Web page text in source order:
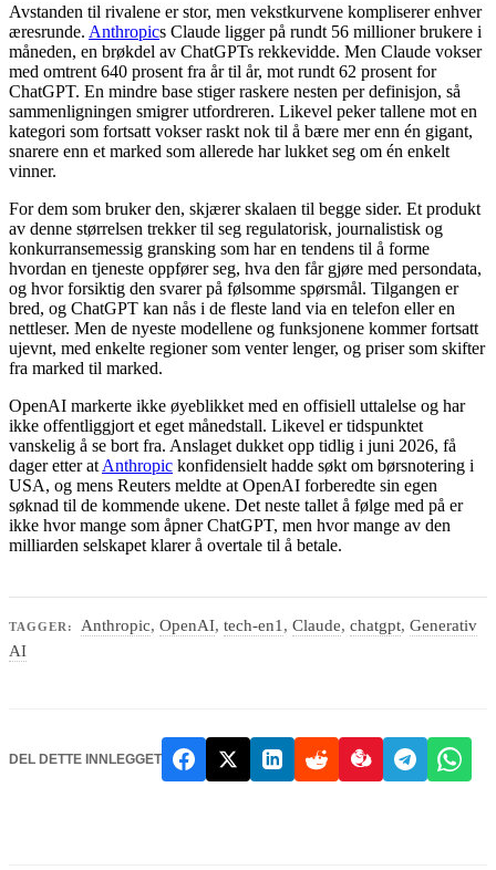
Avstanden til rivalene er stor, men vekstkurvene kompliserer enhver
æresrunde. Anthropics Claude ligger på rundt 56 millioner brukere i
måneden, en brøkdel av ChatGPTs rekkevidde. Men Claude vokser
med omtrent 640 prosent fra år til år, mot rundt 62 prosent for
ChatGPT. En mindre base stiger raskere nesten per definisjon, så
sammenligningen smigrer utfordreren. Likevel peker tallene mot en
kategori som fortsatt vokser raskt nok til å bære mer enn én gigant,
snarere enn et marked som allerede har lukket seg om én enkelt
vinner.
For dem som bruker den, skjærer skalaen til begge sider. Et produkt
av denne størrelsen trekker til seg regulatorisk, journalistisk og
konkurransemessig gransking som har en tendens til å forme
hvordan en tjeneste oppfører seg, hva den får gjøre med persondata,
og hvor forsiktig den svarer på følsomme spørsmål. Tilgangen er
bred, og ChatGPT kan nås i de fleste land via en telefon eller en
nettleser. Men de nyeste modellene og funksjonene kommer fortsatt
ujevnt, med enkelte regioner som venter lenger, og priser som skifter
fra marked til marked.
OpenAI markerte ikke øyeblikket med en offisiell uttalelse og har
ikke offentliggjort et eget månedstall. Likevel er tidspunktet
vanskelig å se bort fra. Anslaget dukket opp tidlig i juni 2026, få
dager etter at Anthropic konfidensielt hadde søkt om børsnotering i
USA, og mens Reuters meldte at OpenAI forberedte sin egen
søknad til de kommende ukene. Det neste tallet å følge med på er
ikke hvor mange som åpner ChatGPT, men hvor mange av den
milliarden selskapet klarer å overtale til å betale.
TAGGER: Anthropic,OpenAI,tech-en1,Claude,chatgpt,Generativ
AI
DEL DETTE INNLEGGET